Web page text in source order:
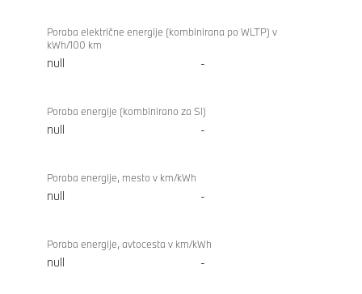
Poraba električne energije (kombinirana po WLTP) v
kWh/100 km
null -
Poraba energije (kombinirano za SI)
null -
Poraba energije, mesto v km/kWh
null -
Poraba energije, avtocesta v km/kWh
null -